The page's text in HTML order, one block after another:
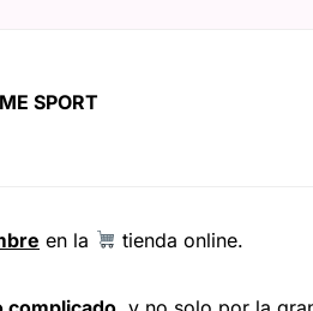
SPORT
en la tienda online.